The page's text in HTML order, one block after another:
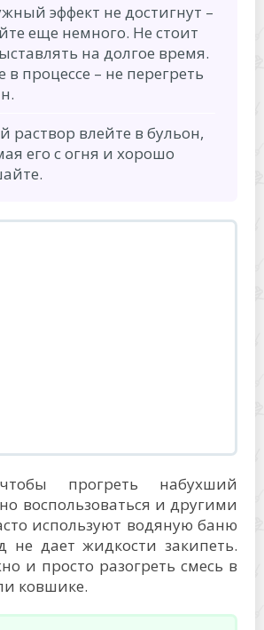
эффект не достигнут –
еще немного. Не стоит
на долгое время.
в процессе – не перегреть
раствор влейте в бульон,
его с огня и хорошо
прогреть набухший
воспользоваться и другими
используют водяную баню
не дает жидкости закипеть.
и просто разогреть смесь в
ковшике.